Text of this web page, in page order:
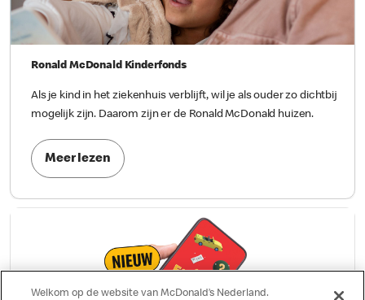
Ronald McDonald Kinderfonds
Als je kind in het ziekenhuis verblijft, wil je als ouder zo dichtbij
mogelijk zijn. Daarom zijn er de Ronald McDonald huizen.
Meer lezen
Welkom op de website van McDonald’s Nederland.